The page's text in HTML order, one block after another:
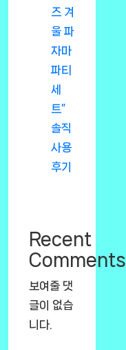
즈 겨
울 파
자마
파티
세
트”
솔직
사용
후기
Recent
Comments
보여줄 댓
글이 없습
니다.